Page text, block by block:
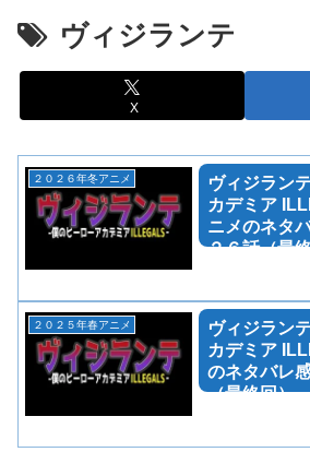
ヴィジランテ
X
２０２６年冬アニメ
ヴィジラン
カデミア
ニメのネタ
２６話（最
２０２５年春アニメ
ヴィジラン
カデミア
のネタバレ
（最終回）